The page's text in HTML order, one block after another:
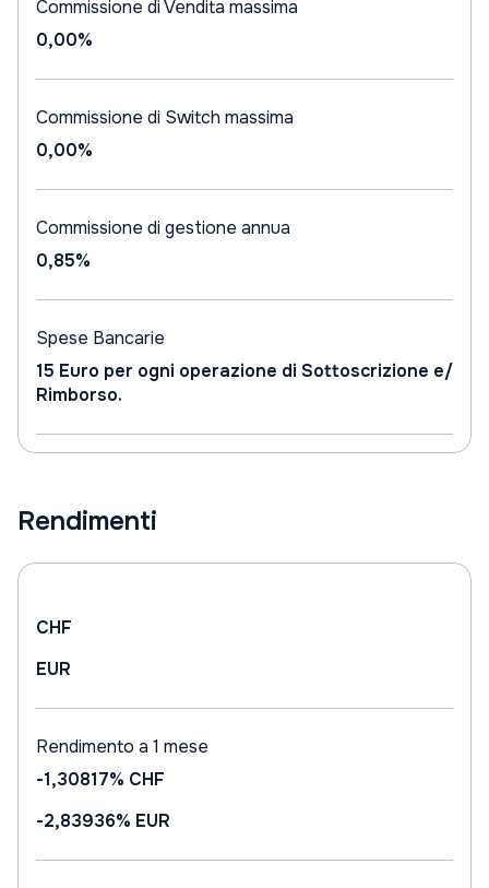
Commissione di Vendita massima
0,00%
Commissione di Switch massima
0,00%
Commissione di gestione annua
0,85%
Spese Bancarie
15 Euro per ogni operazione di Sottoscrizione e/
Rimborso.
Rendimenti
CHF
EUR
Rendimento a 1 mese
-1,30817% CHF
-2,83936% EUR